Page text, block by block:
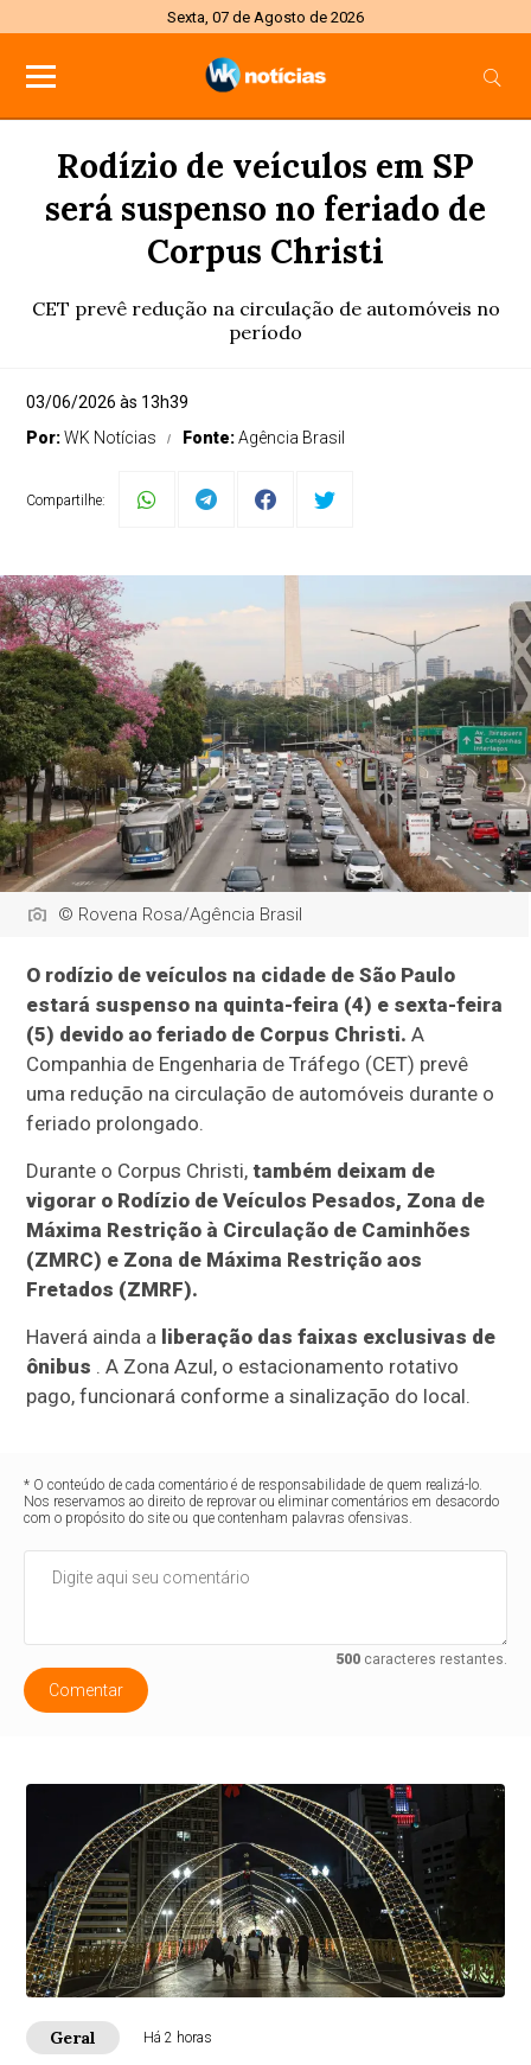
Sexta, 07 de Agosto de 2026
Rodízio de veículos em SP
será suspenso no feriado de
Corpus Christi
CET prevê redução na circulação de automóveis no
período
03/06/2026 às 13h39
Por:WK Notícias Fonte:Agência Brasil
Compartilhe:
© Rovena Rosa/Agência Brasil
O rodízio de veículos na cidade de São Paulo
estará suspenso na quinta-feira (4) e sexta-feira
(5) devido ao feriado de Corpus Christi. A
Companhia de Engenharia de Tráfego (CET) prevê
uma redução na circulação de automóveis durante o
feriado prolongado.
Durante o Corpus Christi,também deixam de
vigorar o Rodízio de Veículos Pesados, Zona de
Máxima Restrição à Circulação de Caminhões
(ZMRC) e Zona de Máxima Restrição aos
Fretados (ZMRF).
Haverá ainda a liberação das faixas exclusivas de
ônibus . A Zona Azul, o estacionamento rotativo
pago, funcionará conforme a sinalização do local.
* O conteúdo de cada comentário é de responsabilidade de quem realizá-lo.
Nos reservamos ao direito de reprovar ou eliminar comentários em desacordo
com o propósito do site ou que contenham palavras ofensivas.
500caracteres restantes.
Comentar
Geral Há 2 horas